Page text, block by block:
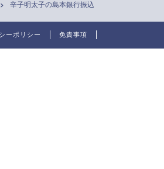
辛子明太子の島本銀行振込
ーポリシー 免責事項